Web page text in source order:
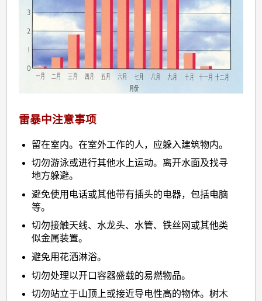
雷暴中注意事项
留在室内。在室外工作的人，应躲入建筑物内。
切勿游泳或进行其他水上运动。离开水面及找寻
地方躲避。
避免使用电话或其他带有插头的电器，包括电脑
等。
切勿接触天线、水龙头、水管、铁丝网或其他类
似金属装置。
避免用花洒淋浴。
切勿处理以开口容器盛载的易燃物品。
切勿站立于山顶上或接近导电性高的物体。树木